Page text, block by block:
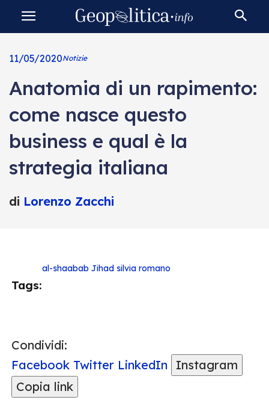
11/05/2020Notizie
Anatomia di un rapimento:
come nasce questo
business e qual è la
strategia italiana
di Lorenzo Zacchi
Tags:
al-shaabab Jihad silvia romano
Condividi:
Facebook Twitter LinkedIn
Instagram
Copia link